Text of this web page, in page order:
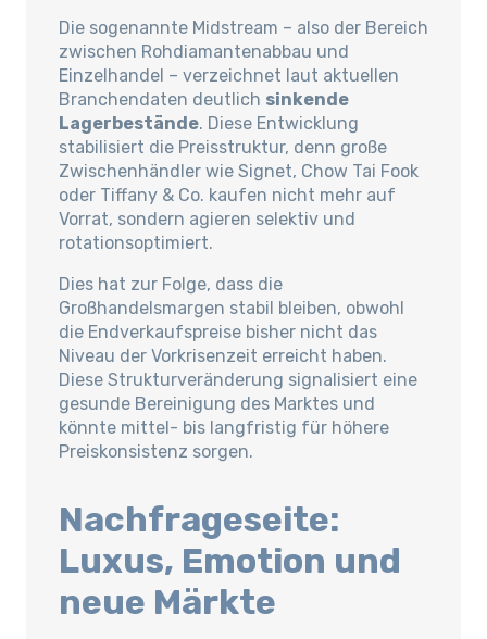
Die sogenannte Midstream – also der Bereich
zwischen Rohdiamantenabbau und
Einzelhandel – verzeichnet laut aktuellen
Branchendaten deutlich sinkende
Lagerbestände. Diese Entwicklung
stabilisiert die Preisstruktur, denn große
Zwischenhändler wie Signet, Chow Tai Fook
oder Tiffany & Co. kaufen nicht mehr auf
Vorrat, sondern agieren selektiv und
rotationsoptimiert.
Dies hat zur Folge, dass die
Großhandelsmargen stabil bleiben, obwohl
die Endverkaufspreise bisher nicht das
Niveau der Vorkrisenzeit erreicht haben.
Diese Strukturveränderung signalisiert eine
gesunde Bereinigung des Marktes und
könnte mittel- bis langfristig für höhere
Preiskonsistenz sorgen.
Nachfrageseite:
Luxus, Emotion und
neue Märkte